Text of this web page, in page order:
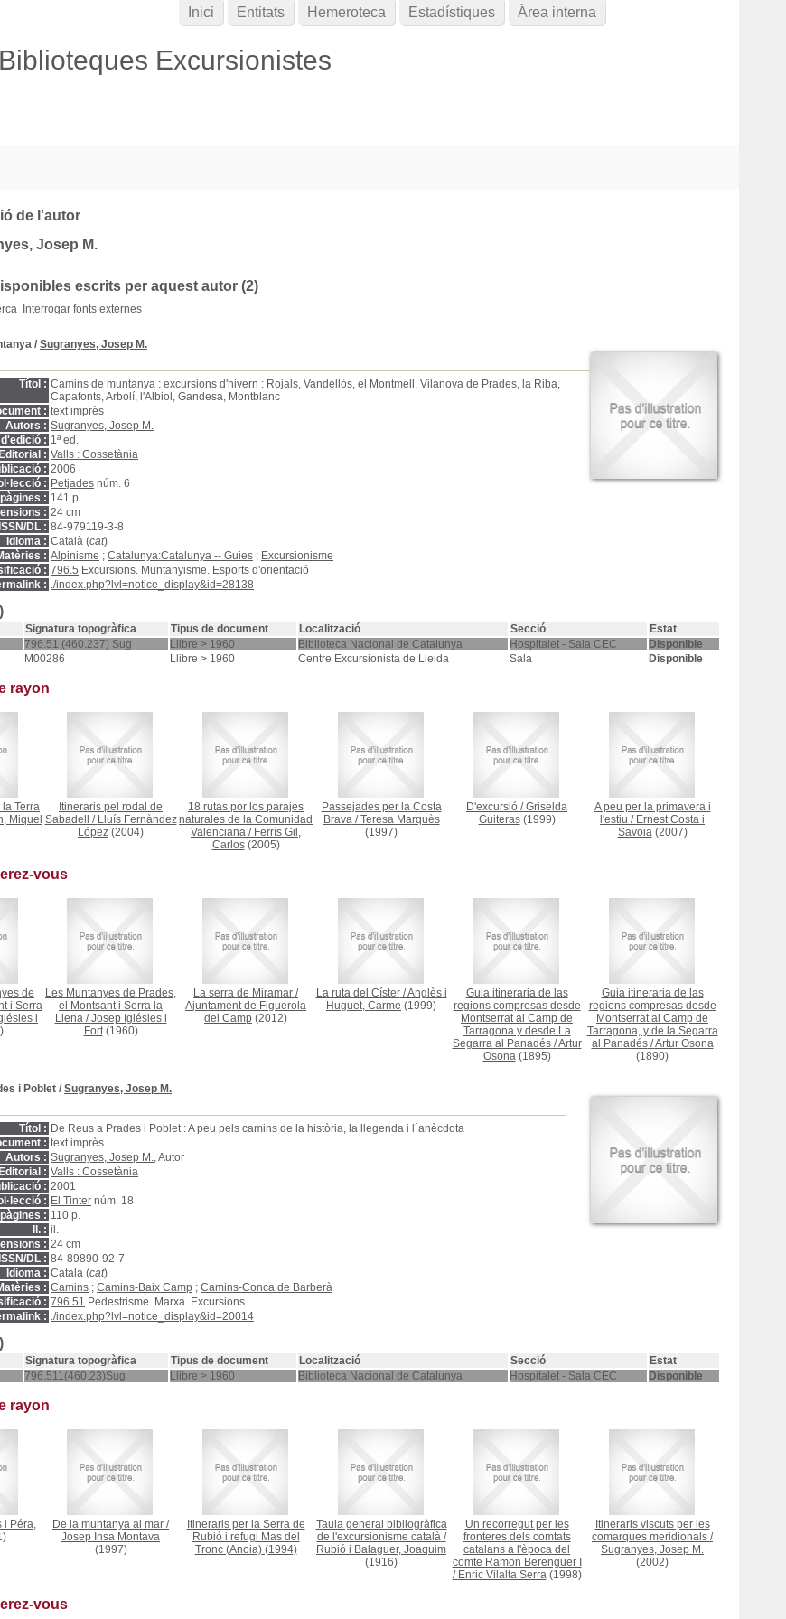
Excursionistes
de l'autor
Josep M.
escrits per aquest autor (2)
Interrogar fonts externes
/ Sugranyes, Josep M.
Títol : Camins de muntanya : excursions d'hivern : Rojals, Vandellòs, el Montmell, Vilanova de Prades, la Riba,
Capafonts, Arbolí, l'Albiol, Gandesa, Montblanc
: text imprès
Autors : Sugranyes, Josep M.
: 1ª ed.
Editorial : Valls : Cossetània
: 2006
: Petjades núm. 6
: 141 p.
: 24 cm
DL : 84-979119-3-8
Idioma : Català (cat)
: Alpinisme ; Catalunya:Catalunya -- Guies ; Excursionisme
: 796.5 Excursions. Muntanyisme. Esports d'orientació
: ./index.php?lvl=notice_display&id=28138
Signatura topogràfica Tipus de document Localització Secció
Estat
796.51 (460.237) Sug Llibre > 1960 Biblioteca Nacional de Catalunya Hospitalet - Sala CEC
Disponible
M00286 Llibre > 1960 Centre Excursionista de Lleida Sala Disponible
rayon
Terra
Miquel
Itineraris pel rodal de
Sabadell
/ Lluís Fernàndez
López (2004)
18 rutas por los parajes
naturales de la Comunidad
Valenciana / Ferrís Gil,
Carlos(2005)
Passejades per la Costa
Brava/Teresa Marquès
(1997)
D'excursió /Griselda
Guiteras(1999)
A peu per la primavera i
l'estiu / Ernest Costa i
Savoia(2007)
vous
de
i Serra
i
Les Muntanyes de Prades,
el Montsant i Serra la
Llena/Josep Iglésies i
Fort(1960)
La serra de Miramar /
Ajuntament de Figuerola
del Camp (2012)
La ruta del Císter/Anglès i
Huguet, Carme (1999)
Guia itineraria de las
regions compresas desde
Montserrat al Camp de
Tarragona y desde La
Segarra al Panadés/Artur
Osona(1895)
Guia itineraria de las
regions compresas desde
Montserrat al Camp de
Tarragona, y de la Segarra
al Panadés/Artur Osona
(1890)
i Poblet / Sugranyes, Josep M.
Títol : De Reus a Prades i Poblet : A peu pels camins de la història, la llegenda i l´anècdota
: text imprès
Autors : Sugranyes, Josep M., Autor
Editorial : Valls : Cossetània
: 2001
: El Tinter núm. 18
: 110 p.
ll. : il.
: 24 cm
DL : 84-89890-92-7
Idioma : Català (cat)
: Camins ; Camins-Baix Camp ; Camins-Conca de Barberà
: 796.51 Pedestrisme. Marxa. Excursions
: ./index.php?lvl=notice_display&id=20014
Signatura topogràfica Tipus de document Localització Secció
Estat
796.511(460.23)Sug Llibre > 1960 Biblioteca Nacional de Catalunya Hospitalet - Sala CEC Disponible
rayon
i Péra,
De la muntanya al mar /
Josep Insa Montava
(1997)
Itineraris per la Serra de
Rubió i refugi Mas del
Tronc (Anoia)(1994)
Taula general bibliogràfica
de l'excursionisme català/
Rubió i Balaguer, Joaquim
(1916)
Un recorregut per les
fronteres dels comtats
catalans a l'època del
comte Ramon Berenguer I
/ Enric Vilalta Serra(1998)
Itineraris viscuts per les
comarques meridionals /
Sugranyes, Josep M.
(2002)
vous
Inici Entitats Hemeroteca Estadístiques Àrea interna